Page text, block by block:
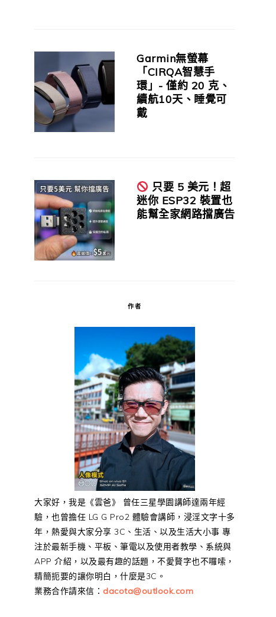
Garmin無螢幕
「CIRQA智慧手
環」- 僅約 20 克、
續航10天、睡覺可
戴
只要 5 美元！超
迷你 ESP32 裝置也
能幫全家網路擋廣告
作者
大家好，我是《雲爸》 曾任三星學園講師達兩年經
驗，也曾擔任 LG G Pro2 體驗會講師，浸淫文字十多
年，熱愛與大家分享 3C、生活、以及生活大小事 專
注於最新手機、平板、筆電以及使用者教學、系統與
APP 介紹，以及最有趣的話題，不愛贅字也不囉嗦，
精簡扼要的讓你明白，什麼是3C。
業務合作請來信： dacota@outlook.com